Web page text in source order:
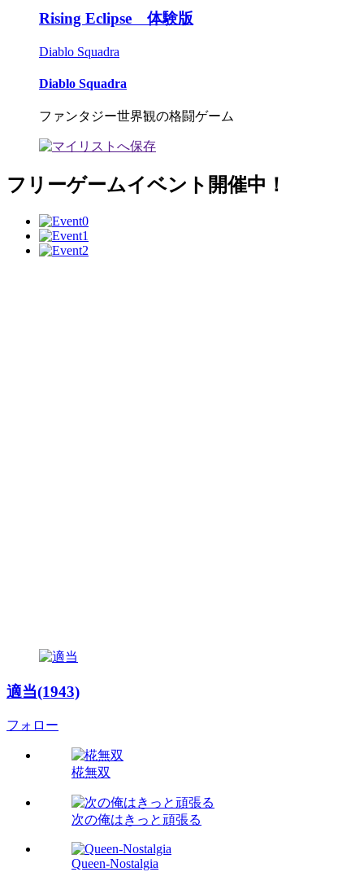
Rising Eclipse 体験版
Diablo Squadra
Diablo Squadra
ファンタジー世界観の格闘ゲーム
フリーゲームイベント開催中！
適当(1943)
フォロー
椛無双
次の俺はきっと頑張る
Queen-Nostalgia